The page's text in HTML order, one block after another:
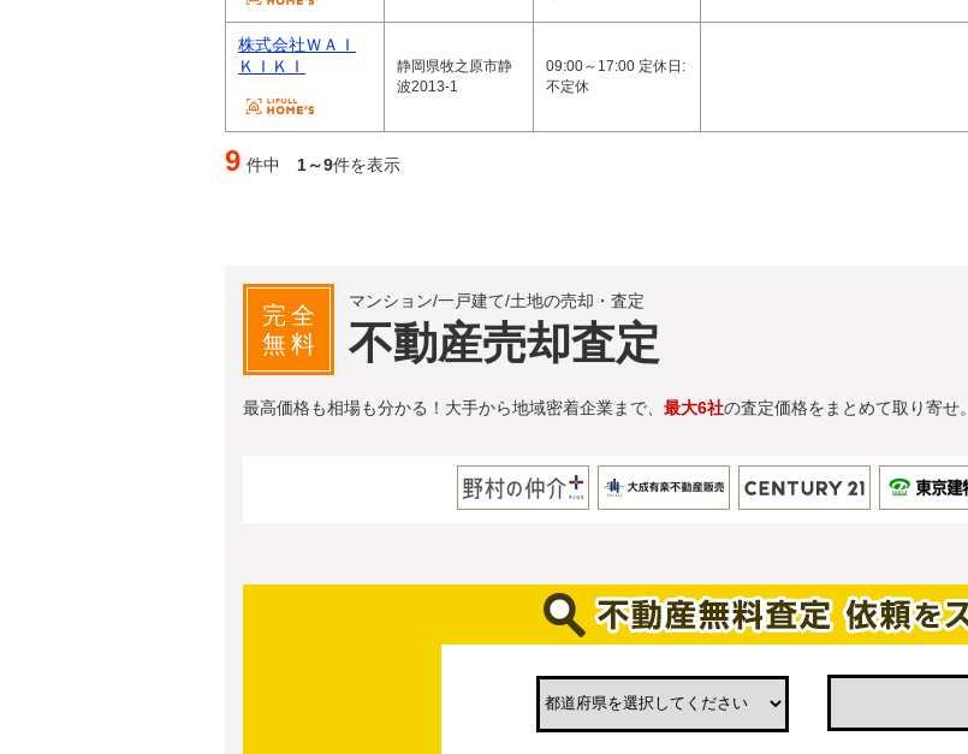
株式会社ＷＡＩ
ＫＩＫＩ
静岡県牧之原市静
波2013-1
09:00～17:00 定休日:
不定休
9 件中 1～9件を表示
完全
無料
マンション/一戸建て/土地の売却・査定
不動産売却査定
最高価格も相場も分かる！大手から地域密着企業まで、 最大6社の査定価格をまとめて取り寄せ。